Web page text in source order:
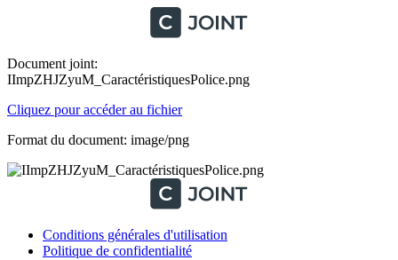
Document joint:
IImpZHJZyuM_CaractéristiquesPolice.png
Cliquez pour accéder au fichier
Format du document: image/png
Conditions générales d'utilisation
Politique de confidentialité